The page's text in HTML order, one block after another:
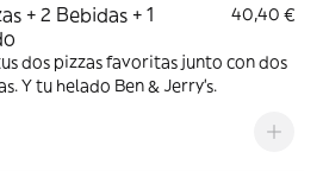
+ 2 Bebidas + 1
40,40 €
dos pizzas favoritas junto con dos
Y tu helado Ben & Jerry's.